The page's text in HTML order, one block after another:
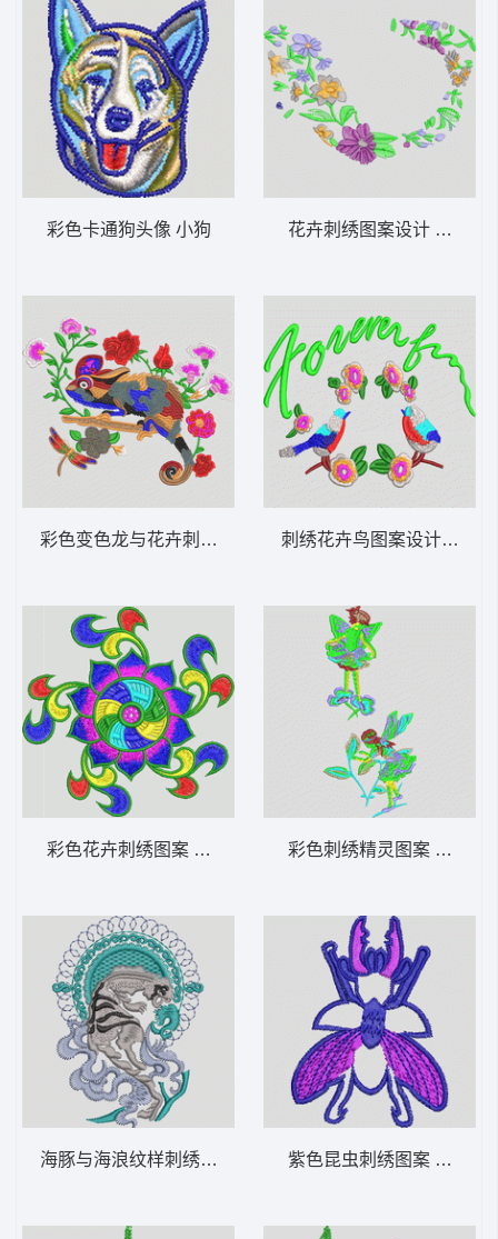
彩色卡通狗头像 小狗
彩色变色龙与花卉刺绣图案 亮片变色龙蜥蜴
彩色花卉刺绣图案 佛绣
海豚与海浪纹样刺绣 豹子
花卉刺绣图案设计 简单花
刺绣花卉鸟图案设计 鸟语
彩色刺绣精灵图案 花仙子
紫色昆虫刺绣图案 苍蝇蜜